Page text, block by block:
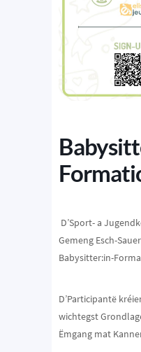
D’Sport- a
Gemeng Esch-
Babysitter:in-
D’Participantë
wichtegst
Ëmgang mat